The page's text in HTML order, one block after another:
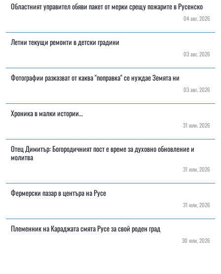
Областният управител обяви пакет от мерки срещу пожарите в Русенско
04 авг, 2026
Летни текущи ремонти в детски градини
03 авг, 2026
Фотографии разказват от каква "поправка" се нуждае Земята ни
03 авг, 2026
Хроника в малки истории…
31 юли, 2026
Отец Димитър: Богородичният пост е време за духовно обновление и
молитва
31 юли, 2026
Фермерски пазар в центъра на Русе
31 юли, 2026
Племенник на Караджата смята Русе за свой роден град
30 юли, 2026